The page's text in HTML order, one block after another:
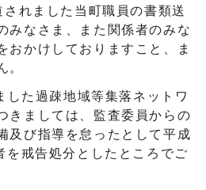
れました当町職員の書類送
みなさま、また関係者のみな
おかけしておりますこと、ま
た過疎地域等集落ネットワ
きましては、監査委員からの
及び指導を怠ったとして平成
戒告処分としたところでご